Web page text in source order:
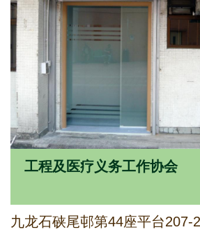
工程及医疗义务工作协会
九龙石硖尾邨第44座平台207-